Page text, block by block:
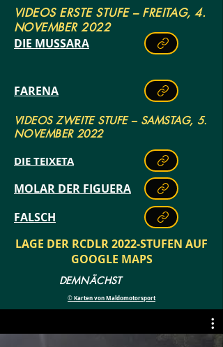
VIDEOS ERSTE STUFE – FREITAG, 4.
NOVEMBER 2022
DIE MUSSARA
FARENA
VIDEOS ZWEITE STUFE – SAMSTAG, 5.
NOVEMBER 2022
DIE TEIXETA
MOLAR DER FIGUERA
FALSCH
LAGE DER RCDLR 2022-STUFEN AUF
GOOGLE MAPS
DEMNÄCHST
© Karten von Maldomotorsport